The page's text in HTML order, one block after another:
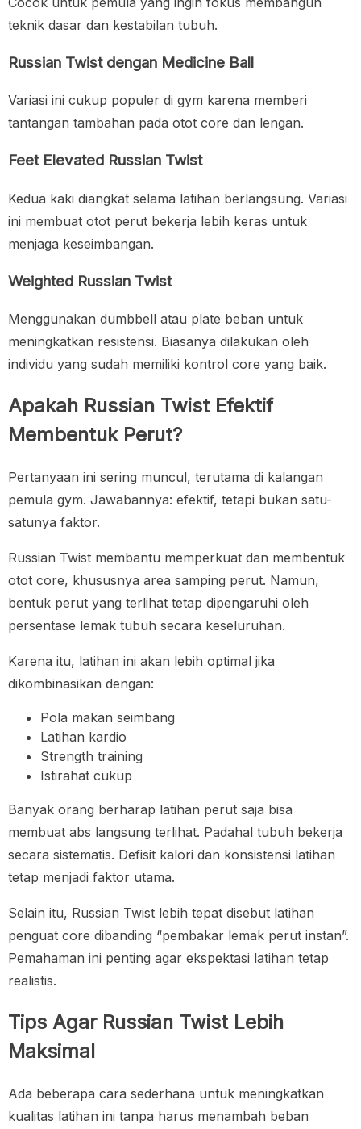
teknik dasar dan kestabilan tubuh.
Russian Twist dengan Medicine Ball
Variasi ini cukup populer di gym karena memberi
tantangan tambahan pada otot core dan lengan.
Feet Elevated Russian Twist
Kedua kaki diangkat selama latihan berlangsung. Variasi
ini membuat otot perut bekerja lebih keras untuk
menjaga keseimbangan.
Weighted Russian Twist
Menggunakan dumbbell atau plate beban untuk
meningkatkan resistensi. Biasanya dilakukan oleh
individu yang sudah memiliki kontrol core yang baik.
Apakah Russian Twist Efektif
Membentuk Perut?
Pertanyaan ini sering muncul, terutama di kalangan
pemula gym. Jawabannya: efektif, tetapi bukan satu-
satunya faktor.
Russian Twist membantu memperkuat dan membentuk
otot core, khususnya area samping perut. Namun,
bentuk perut yang terlihat tetap dipengaruhi oleh
persentase lemak tubuh secara keseluruhan.
Karena itu, latihan ini akan lebih optimal jika
dikombinasikan dengan:
Pola makan seimbang
Latihan kardio
Strength training
Istirahat cukup
Banyak orang berharap latihan perut saja bisa
membuat abs langsung terlihat. Padahal tubuh bekerja
secara sistematis. Defisit kalori dan konsistensi latihan
tetap menjadi faktor utama.
Selain itu, Russian Twist lebih tepat disebut latihan
penguat core dibanding “pembakar lemak perut instan”.
Pemahaman ini penting agar ekspektasi latihan tetap
realistis.
Tips Agar Russian Twist Lebih
Maksimal
Ada beberapa cara sederhana untuk meningkatkan
kualitas latihan ini tanpa harus menambah beban